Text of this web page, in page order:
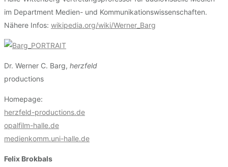
im Department Medien- und Kommunikationswissenschaften.
Nähere Infos: wikipedia.org/wiki/Werner_Barg
Dr. Werner C. Barg, herzfeld
productions
Homepage:
herzfeld-productions.de
opalfilm-halle.de
medienkomm.uni-halle.de
Felix Brokbals